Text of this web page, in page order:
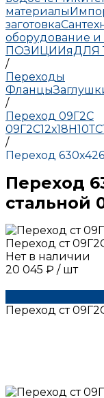
материалы
заготовка
оборудование и
ПОЗИЦИИяДЛЯ
/
Переходы
Фланцы
/
Переход 09Г2С
09Г2С12х18Н10Т
/
Переход
Переход
стальной
Переход ст
Нет в наличии
20 045 ₽ / шт
Переход ст